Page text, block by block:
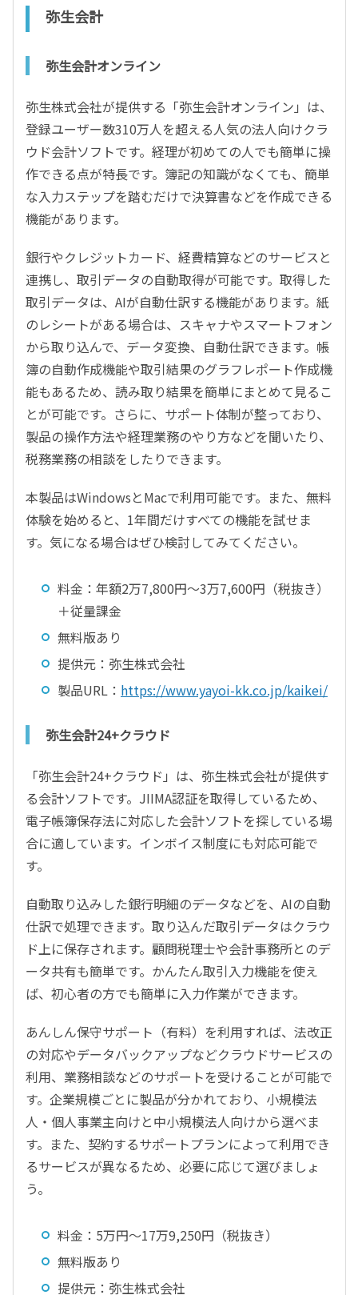
弥生会計
弥生会計オンライン
弥生株式会社が提供する「弥生会計オンライン」は、
登録ユーザー数310万人を超える人気の法人向けクラ
ウド会計ソフトです。経理が初めての人でも簡単に操
作できる点が特長です。簿記の知識がなくても、簡単
な入力ステップを踏むだけで決算書などを作成できる
機能があります。
銀行やクレジットカード、経費精算などのサービスと
連携し、取引データの自動取得が可能です。取得した
取引データは、AIが自動仕訳する機能があります。紙
のレシートがある場合は、スキャナやスマートフォン
から取り込んで、データ変換、自動仕訳できます。帳
簿の自動作成機能や取引結果のグラフレポート作成機
能もあるため、読み取り結果を簡単にまとめて見るこ
とが可能です。さらに、サポート体制が整っており、
製品の操作方法や経理業務のやり方などを聞いたり、
税務業務の相談をしたりできます。
本製品はWindowsとMacで利用可能です。また、無料
体験を始めると、1年間だけすべての機能を試せま
す。気になる場合はぜひ検討してみてください。
料金：年額2万7,800円～3万7,600円（税抜き）
＋従量課金
無料版あり
提供元：弥生株式会社
製品URL： https://www.yayoi-kk.co.jp/kaikei/
弥生会計24+クラウド
「弥生会計24+クラウド」は、弥生株式会社が提供す
る会計ソフトです。JIIMA認証を取得しているため、
電子帳簿保存法に対応した会計ソフトを探している場
合に適しています。インボイス制度にも対応可能で
す。
自動取り込みした銀行明細のデータなどを、AIの自動
仕訳で処理できます。取り込んだ取引データはクラウ
ド上に保存されます。顧問税理士や会計事務所とのデ
ータ共有も簡単です。かんたん取引入力機能を使え
ば、初心者の方でも簡単に入力作業ができます。
あんしん保守サポート（有料）を利用すれば、法改正
の対応やデータバックアップなどクラウドサービスの
利用、業務相談などのサポートを受けることが可能で
す。企業規模ごとに製品が分かれており、小規模法
人・個人事業主向けと中小規模法人向けから選べま
す。また、契約するサポートプランによって利用でき
るサービスが異なるため、必要に応じて選びましょ
う。
料金：5万円～17万9,250円（税抜き）
無料版あり
提供元：弥生株式会社